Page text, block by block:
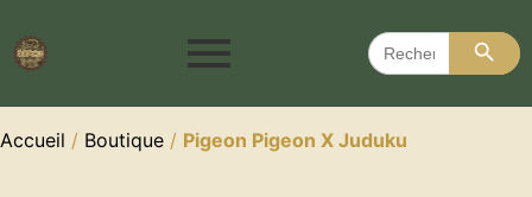
Search
for:
Search
Accueil / Boutique / Pigeon Pigeon X Juduku